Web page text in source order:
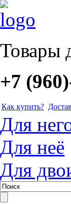
Товары
+7
Как купить?
Для
Для неё
Для